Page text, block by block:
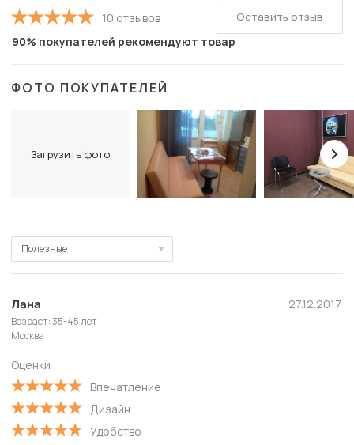
10 отзывов
90% покупателей рекомендуют товар
ФОТО ПОКУПАТЕЛЕЙ
Загрузить фото
Полезные
Полезные
Новые
Старые
С низкой оценкой
Лана
Возраст: 35-45 лет
Москва
Оценки
Впечатление
Дизайн
Удобство
27.12.2017
Оставить отзыв